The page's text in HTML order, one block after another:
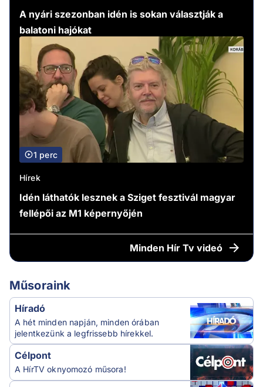
A nyári szezonban idén is sokan választják a
balatoni hajókat
1 perc
Hírek
Idén láthatók lesznek a Sziget fesztivál magyar
fellépői az M1 képernyőjén
Minden Hír Tv videó
Műsoraink
Híradó
A hét minden napján, minden órában
jelentkezünk a legfrissebb hírekkel.
Célpont
A HírTV oknyomozó műsora!